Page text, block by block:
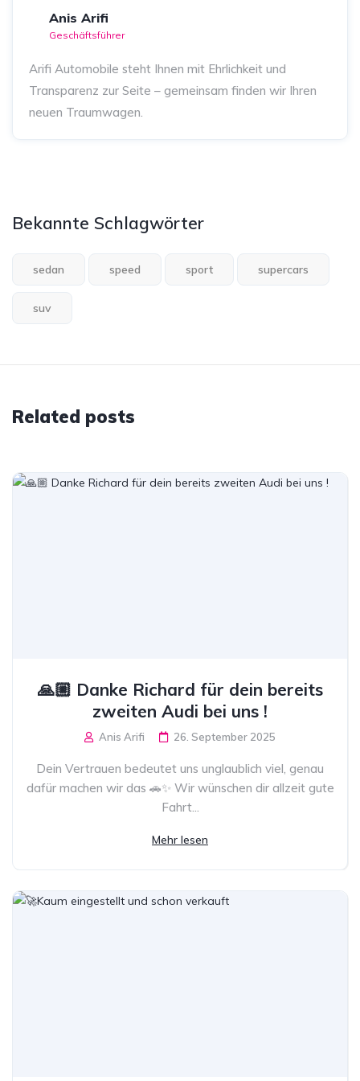
Anis Arifi
Geschäftsführer
Arifi Automobile steht Ihnen mit Ehrlichkeit und
Transparenz zur Seite – gemeinsam finden wir Ihren
neuen Traumwagen.
Bekannte Schlagwörter
sedan speed sport supercars
suv
Related posts
🙏🏼 Danke Richard für dein bereits
zweiten Audi bei uns !
Anis Arifi 26. September 2025
Dein Vertrauen bedeutet uns unglaublich viel, genau
dafür machen wir das 🚗✨ Wir wünschen dir allzeit gute
Fahrt...
Mehr lesen